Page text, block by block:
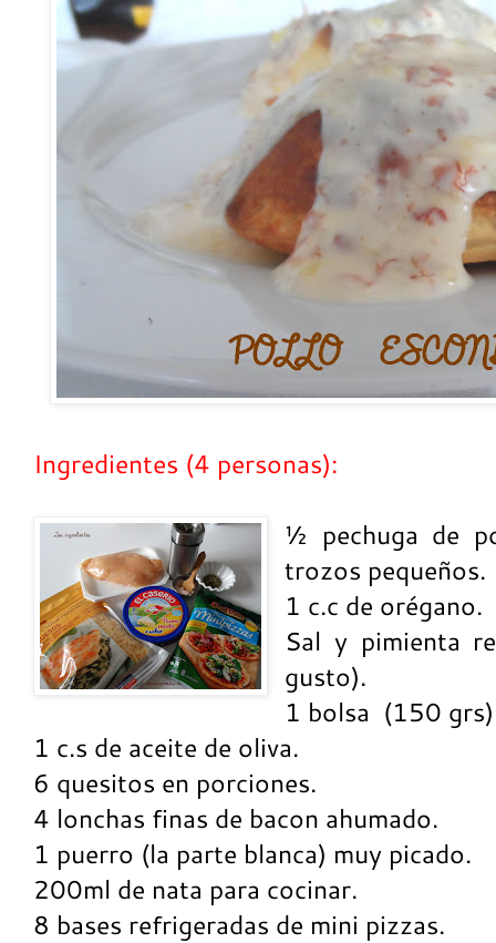
Ingredientes (4 personas):
½ pechuga de
trozos pequeños.
1 c.c de orégano.
Sal y pimienta
gusto).
1 bolsa (150
1 c.s de aceite de oliva.
6 quesitos en porciones.
4 lonchas finas de bacon ahumado.
1 puerro (la parte blanca) muy picado.
200ml de nata para cocinar.
8 bases refrigeradas de mini pizzas.